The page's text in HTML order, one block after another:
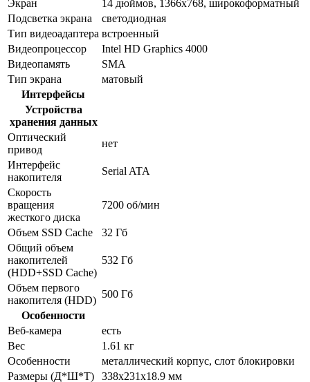
Экран
14 дюймов, 1366x768, широкоформатный
Подсветка экрана
светодиодная
Тип видеоадаптера встроенный
Видеопроцессор
Intel HD Graphics 4000
Видеопамять
SMA
Тип экрана
матовый
Интерфейсы
Устройства
хранения данных
Оптический
привод
нет
Интерфейс
накопителя
Serial ATA
Скорость
вращения
жесткого диска
7200 об/мин
Объем SSD Cache
32 Гб
Общий объем
накопителей
(HDD+SSD Cache)
532 Гб
Объем первого
накопителя (HDD)
500 Гб
Особенности
Веб-камера
есть
Вес
1.61 кг
Особенности
металлический корпус, слот блокировки
Размеры (Д*Ш*Т)
338x231x18.9 мм